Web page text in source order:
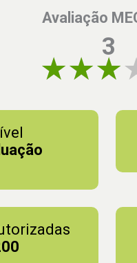
Avaliação
3